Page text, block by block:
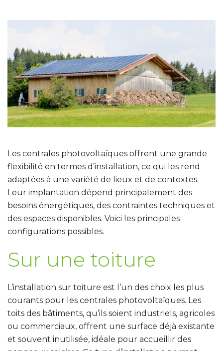
Les centrales photovoltaïques offrent une grande
flexibilité en termes d’installation, ce qui les rend
adaptées à une variété de lieux et de contextes.
Leur implantation dépend principalement des
besoins énergétiques, des contraintes techniques et
des espaces disponibles. Voici les principales
configurations possibles.
Sur une toiture
L’installation sur toiture est l’un des choix les plus
courants pour les centrales photovoltaïques. Les
toits des bâtiments, qu’ils soient industriels, agricoles
ou commerciaux, offrent une surface déjà existante
et souvent inutilisée, idéale pour accueillir des